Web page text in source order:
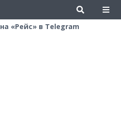
на «Рейс» в Telegram